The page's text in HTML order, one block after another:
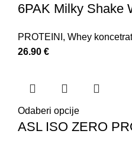
6PAK Milky Shake
PROTEINI , Whey
26.90 €
Odaberi opcije
ASL ISO ZERO